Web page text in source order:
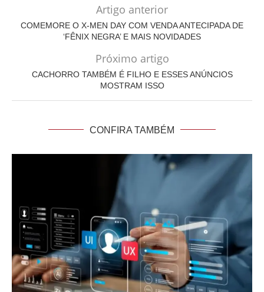
Artigo anterior
COMEMORE O X-MEN DAY COM VENDA ANTECIPADA DE
‘FÊNIX NEGRA’ E MAIS NOVIDADES
Próximo artigo
CACHORRO TAMBÉM É FILHO E ESSES ANÚNCIOS
MOSTRAM ISSO
CONFIRA TAMBÉM